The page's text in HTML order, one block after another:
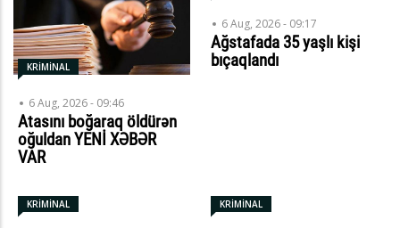
KRİMİNAL
6 Aug, 2026 - 09:46
Atasını boğaraq öldürən
oğuldan YENİ XƏBƏR
VAR
6 Aug, 2026 - 09:17
Ağstafada 35 yaşlı kişi
bıçaqlandı
KRİMİNAL KRİMİNAL